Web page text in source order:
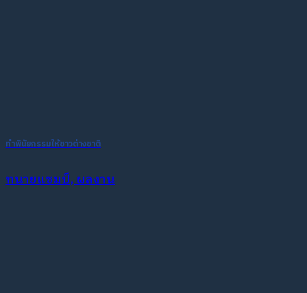
ทำพินัยกรรมให้ชาวต่างชาติ
ทนายแชมป์, ผลงาน